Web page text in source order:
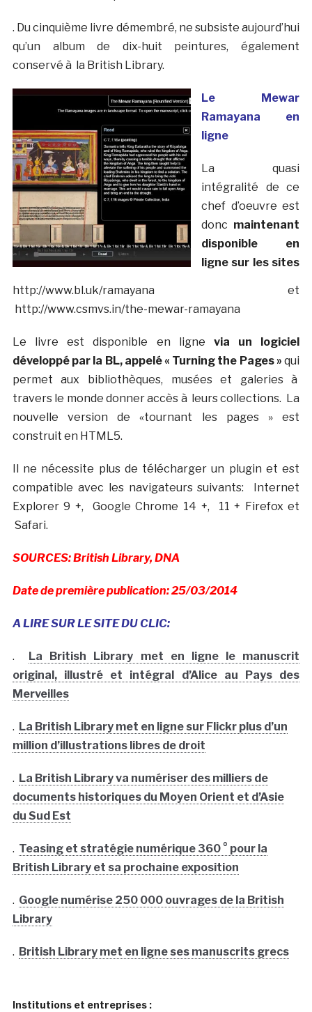
. Du cinquième livre démembré, ne subsiste aujourd’hui
qu’un album de dix-huit peintures, également
conservé à la British Library.
Le Mewar
Ramayana en
ligne
La quasi
intégralité de ce
chef d’oeuvre est
donc maintenant
disponible en
ligne sur les sites
http://www.bl.uk/ramayana et
http://www.csmvs.in/the-mewar-ramayana
Le livre est disponible en ligne via un logiciel
développé par la BL, appelé « Turning the Pages » qui
permet aux bibliothèques, musées et galeries à
travers le monde donner accès à leurs collections. La
nouvelle version de «tournant les pages » est
construit en HTML5.
Il ne nécessite plus de télécharger un plugin et est
compatible avec les navigateurs suivants: Internet
Explorer 9 +, Google Chrome 14 +, 11 + Firefox et
Safari.
SOURCES: British Library, DNA
Date de première publication: 25/03/2014
A LIRE SUR LE SITE DU CLIC:
. La British Library met en ligne le manuscrit
original, illustré et intégral d’Alice au Pays des
Merveilles
. La British Library met en ligne sur Flickr plus d’un
million d’illustrations libres de droit
. La British Library va numériser des milliers de
documents historiques du Moyen Orient et d’Asie
du Sud Est
. Teasing et stratégie numérique 360 ° pour la
British Library et sa prochaine exposition
. Google numérise 250 000 ouvrages de la British
Library
. British Library met en ligne ses manuscrits grecs
Institutions et entreprises :